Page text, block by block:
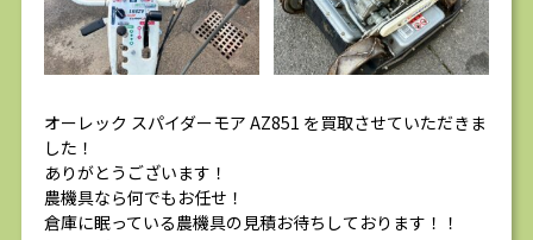
オーレック スパイダーモア AZ851 を買取させていただきま
した！
ありがとうございます！
農機具なら何でもお任せ！
倉庫に眠っている農機具の見積お待ちしております！！